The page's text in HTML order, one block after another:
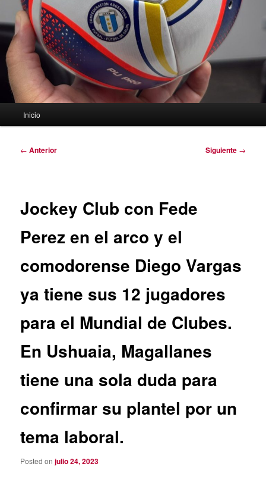
Inicio
Navegación
← Anterior Siguiente →
Jockey Club con Fede
Perez en el arco y el
comodorense Diego Vargas
ya tiene sus 12 jugadores
para el Mundial de Clubes.
En Ushuaia, Magallanes
tiene una sola duda para
confirmar su plantel por un
tema laboral.
Posted onjulio 24, 2023